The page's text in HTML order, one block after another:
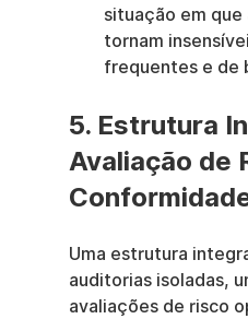
situação em que
tornam
frequentes e de
5. Estrutura
Avaliação de
Uma estrutura
auditorias isoladas,
avaliações de risco